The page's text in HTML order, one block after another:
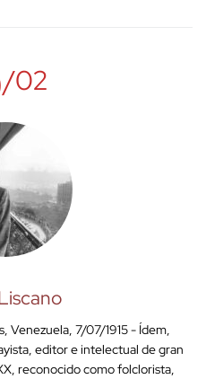
/02
Venezuela, 7/07/1915 - Ídem,
editor e intelectual de gran
reconocido como folclorista,